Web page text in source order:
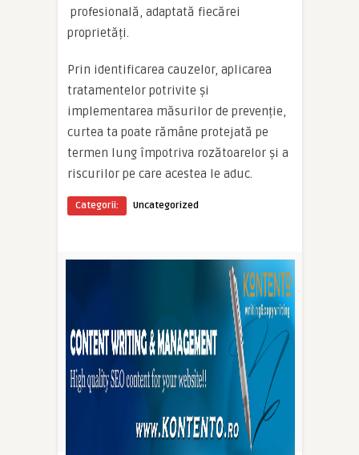
profesională, adaptată fiecărei
proprietăți.
Prin identificarea cauzelor, aplicarea
tratamentelor potrivite și
implementarea măsurilor de prevenție,
curtea ta poate rămâne protejată pe
termen lung împotriva rozătoarelor și a
riscurilor pe care acestea le aduc.
Categorii: Uncategorized